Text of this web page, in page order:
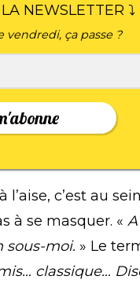
NEWSLETTER ⤵
vendredi, ça passe ?
c’est au
à se masquer. «
sous-moi. » Le
classique…